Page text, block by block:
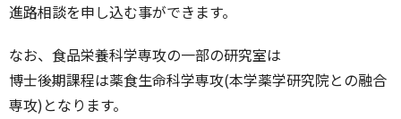
進路相談を申し込む事ができます。
なお、食品栄養科学専攻の一部の研究室は
博士後期課程は薬食生命科学専攻(本学薬学研究院との融合
専攻)となります。